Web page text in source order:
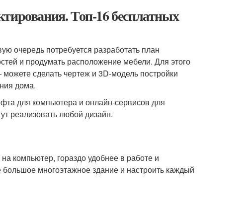
Топ-16 бесплатных
очередь потребуется разработать план
и продумать расположение мебели. Для этого
сделать чертеж и 3D-модель постройки
дома.
для компьютера и онлайн-сервисов для
реализовать любой дизайн.
компьютер, гораздо удобнее в работе и
многоэтажное здание и настроить каждый